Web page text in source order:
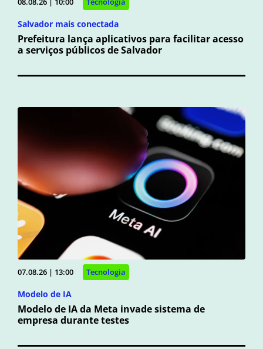
Salvador mais conectada
Prefeitura lança aplicativos para facilitar acesso
a serviços públicos de Salvador
07.08.26 | 13:00 Tecnologia
Modelo de IA
Modelo de IA da Meta invade sistema de
empresa durante testes